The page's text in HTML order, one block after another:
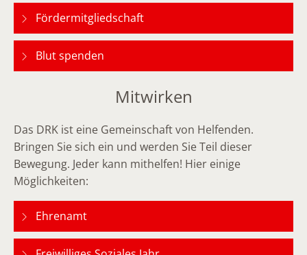
Fördermitgliedschaft
Blut spenden
Mitwirken
Das DRK ist eine Gemeinschaft von Helfenden.
Bringen Sie sich ein und werden Sie Teil dieser
Bewegung. Jeder kann mithelfen! Hier einige
Möglichkeiten:
Ehrenamt